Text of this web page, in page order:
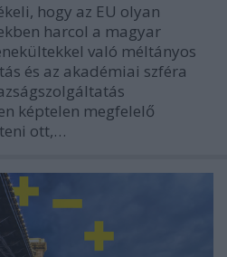
hogy az EU olyan
harcol a magyar
való méltányos
és az akadémiai szféra
képtelen megfelelő
ott,…